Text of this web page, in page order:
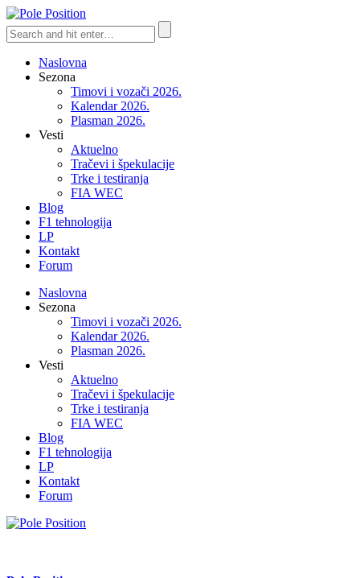
Naslovna
Sezona
Timovi i vozači 2026.
Kalendar 2026.
Plasman 2026.
Vesti
Aktuelno
Tračevi i špekulacije
Trke i testiranja
FIA WEC
Blog
F1 tehnologija
LP
Kontakt
Forum
Naslovna
Sezona
Timovi i vozači 2026.
Kalendar 2026.
Plasman 2026.
Vesti
Aktuelno
Tračevi i špekulacije
Trke i testiranja
FIA WEC
Blog
F1 tehnologija
LP
Kontakt
Forum